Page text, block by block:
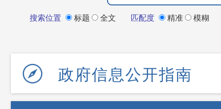
搜索位置 标题 全文 匹配度 精准 模糊
政府信息公开指南